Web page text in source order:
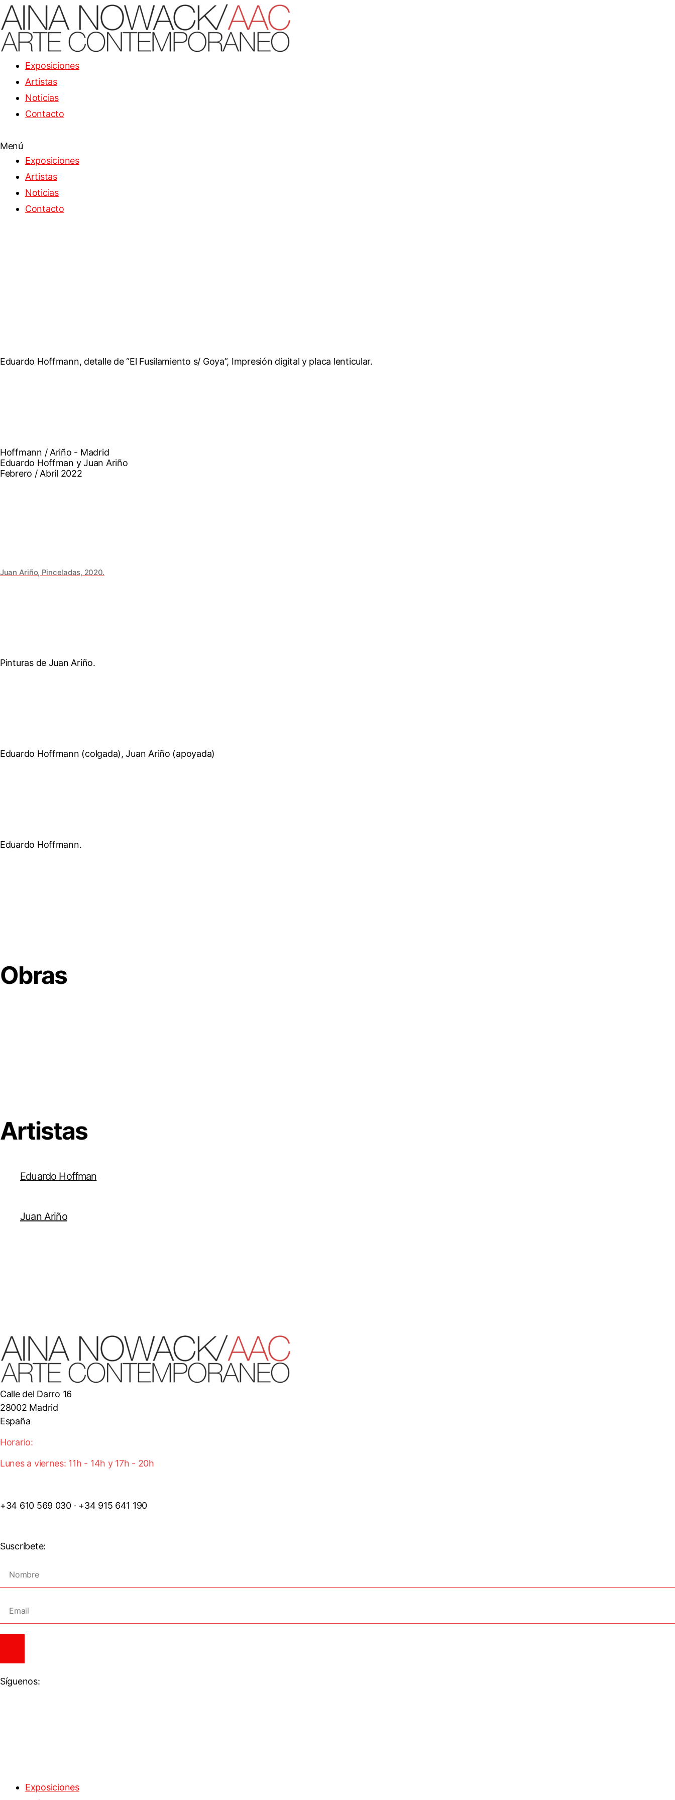
Exposiciones
Artistas
Noticias
Contacto
Menú
Exposiciones
Artistas
Noticias
Contacto
Eduardo Hoffmann, detalle de “El Fusilamiento s/ Goya”, Impresión digital y placa lenticular.
Hoffmann / Ariño - Madrid
Eduardo Hoffman y Juan Ariño
Febrero / Abril 2022
Juan Ariño, Pinceladas, 2020.
Pinturas de Juan Ariño.
Eduardo Hoffmann (colgada), Juan Ariño (apoyada)
Eduardo Hoffmann.
Obras
Artistas
Eduardo Hoffman
Juan Ariño
Calle del Darro 16
28002 Madrid
España
Horario:
Lunes a viernes: 11h - 14h y 17h - 20h
+34 610 569 030 · +34 915 641 190
Suscríbete:
Síguenos:
Exposiciones